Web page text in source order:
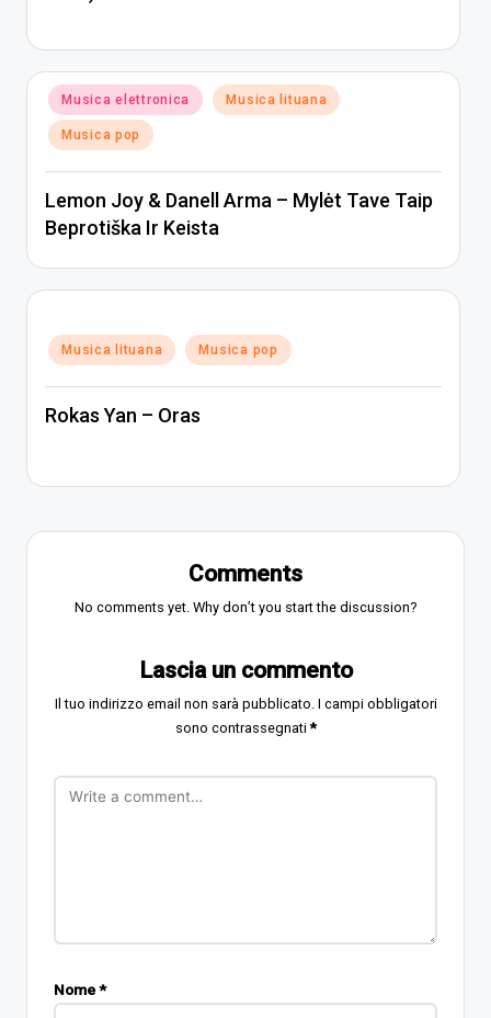
Posted
in
Musica elettronica Musica lituana
Musica pop
Lemon Joy & Danell Arma – Mylėt Tave Taip
Beprotiška Ir Keista
Posted
in
Musica lituana Musica pop
Rokas Yan – Oras
Comments
No comments yet. Why don’t you start the discussion?
Lascia un commento
Il tuo indirizzo email non sarà pubblicato. I campi obbligatori
sono contrassegnati*
Nome*